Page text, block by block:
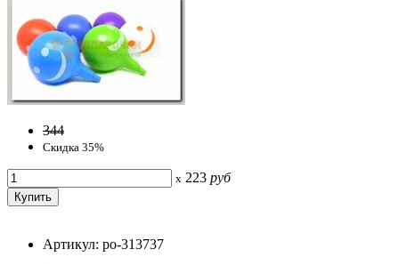
344
Скидка 35%
x 223 руб
Артикул: po-313737